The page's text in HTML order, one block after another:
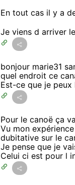
En tout cas il y a
Je viens d arriver
bonjour marie31
quel endroit ce
Est-ce que je
Pour le canoë ça
Vu mon
dubitative sur le
Je pense que je
Celui ci est pour l